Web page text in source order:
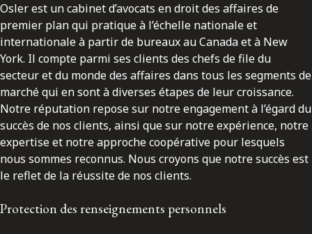
Osler est un cabinet d’avocats en droit des affaires de
premier plan qui pratique à l’échelle nationale et
internationale à partir de bureaux au Canada et à New
York. Il compte parmi ses clients des chefs de file du
secteur et du monde des affaires dans tous les segments de
marché qui en sont à diverses étapes de leur croissance.
Notre réputation repose sur notre engagement à l’égard du
succès de nos clients, ainsi que sur notre expérience, notre
expertise et notre approche coopérative pour lesquels
nous sommes reconnus. Nous croyons que notre succès est
le reflet de la réussite de nos clients.
Protection des renseignements personnels